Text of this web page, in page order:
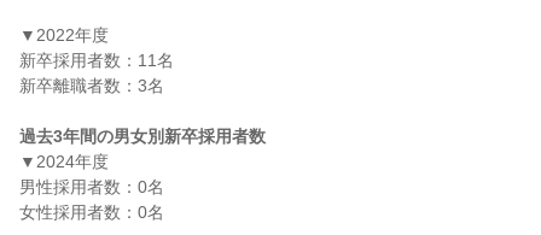
▼2022年度
新卒採用者数：11名
新卒離職者数：3名
過去3年間の男女別新卒採用者数
▼2024年度
男性採用者数：0名
女性採用者数：0名